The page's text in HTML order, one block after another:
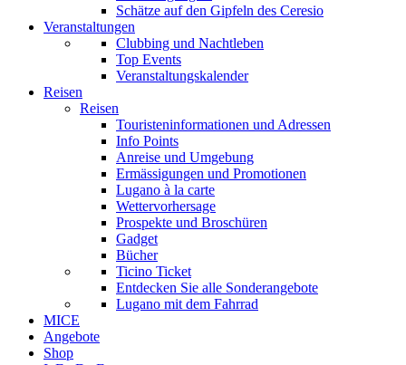
Schätze auf den Gipfeln des Ceresio
Veranstaltungen
Clubbing und Nachtleben
Top Events
Veranstaltungskalender
Reisen
Reisen
Touristeninformationen und Adressen
Info Points
Anreise und Umgebung
Ermässigungen und Promotionen
Lugano à la carte
Wettervorhersage
Prospekte und Broschüren
Gadget
Bücher
Ticino Ticket
Entdecken Sie alle Sonderangebote
Lugano mit dem Fahrrad
MICE
Angebote
Shop